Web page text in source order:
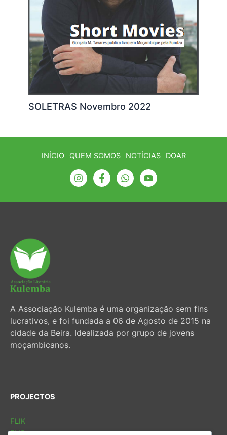
SOLETRAS Novembro 2022
INÍCIO QUEM SOMOS NOTÍCIAS DOAR
A Associação Kulemba é uma organização sem fins
lucrativos, e foi fundada a 06 de Agosto de 2015 na
cidade da Beira. Idealizada por grupo de jovens
moçambicanos.
PROJECTOS
FLIK